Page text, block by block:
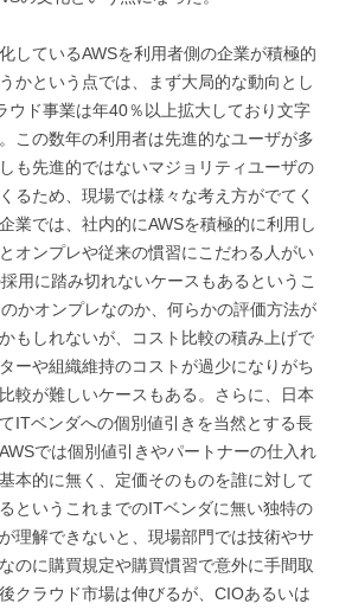
しているAWSを利用者側の企業が積極的
かという点では、まず大局的な動向とし
ウド事業は年40％以上拡大しており文字
この数年の利用者は先進的なユーザが多
も先進的ではないマジョリティユーザの
るため、現場では様々な考え方がでてく
業では、社内的にAWSを積極的に利用し
オンプレや従来の慣習にこだわる人がい
用に踏み切れないケースもあるというこ
かオンプレなのか、何らかの評価方法が
もしれないが、コスト比較の積み上げで
ーや組織維持のコストが過少になりがち
較が難しいケースもある。さらに、日本
ITベンダへの個別値引きを当然とする長
では個別値引きやパートナーの仕入れ
本的に無く、定価そのものを誰に対して
というこれまでのITベンダに無い独特の
理解できないと、現場部門では技術やサ
のに購買規定や購買慣習で意外に手間取
クラウド市場は伸びるが、CIOあるいは